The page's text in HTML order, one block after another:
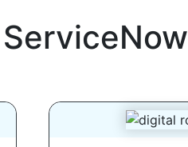
ServiceNow